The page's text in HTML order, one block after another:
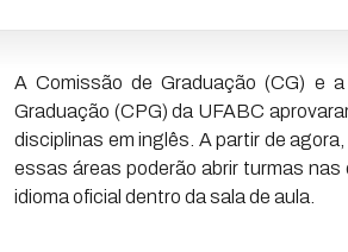
A Comissão de Graduação (CG) e
Graduação (CPG) da UFABC
disciplinas em inglês. A partir de
essas áreas poderão abrir turmas nas
idioma oficial dentro da sala de aula.